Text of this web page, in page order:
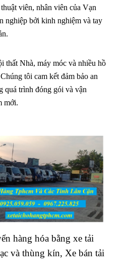
viên, nhân viên của Vạn
nghiệp bởi kinh nghiệm và tay
thất Nhà, máy móc và nhiều hồ
tôi cam kết đảm bảo an
quá trình đóng gói và vận
mới.
hàng hóa bằng xe tải
và thùng kín, Xe bán tải